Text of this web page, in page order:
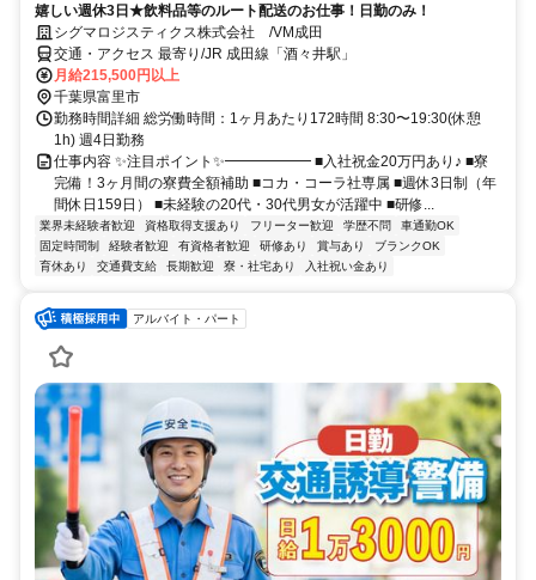
嬉しい週休3日★飲料品等のルート配送のお仕事！日勤のみ！
シグマロジスティクス株式会社 /VM成田
交通・アクセス 最寄り/JR 成田線「酒々井駅」
月給215,500円以上
千葉県富里市
勤務時間詳細 総労働時間：1ヶ月あたり172時間 8:30〜19:30(休憩
1h) 週4日勤務
仕事内容 ✨注目ポイント✨━━━━━━ ■入社祝金20万円あり♪ ■寮
完備！3ヶ月間の寮費全額補助 ■コカ・コーラ社専属 ■週休3日制（年
間休日159日） ■未経験の20代・30代男女が活躍中 ■研修...
業界未経験者歓迎 資格取得支援あり フリーター歓迎 学歴不問
車通勤OK
固定時間制
経験者歓迎 有資格者歓迎 研修あり 賞与あり
ブランクOK
育休あり
交通費支給 長期歓迎 寮・社宅あり 入社祝い金あり
アルバイト・パート